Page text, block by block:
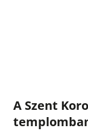
A Szent